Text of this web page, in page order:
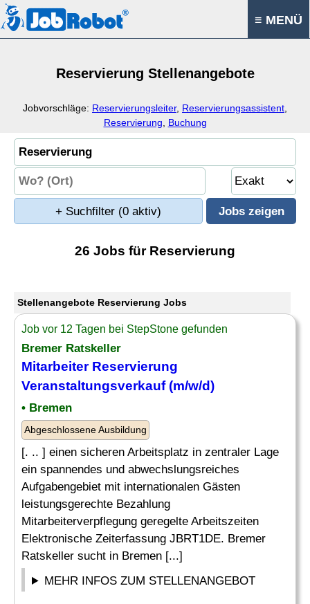
≡ MENÜ
Reservierung Stellenangebote
Jobvorschläge: Reservierungsleiter, Reservierungsassistent
Reservierung
Buchung
+ Suchfilter (0 aktiv)
26 Jobs für Reservierung
Stellenangebote Reservierung Jobs
Job vor 12 Tagen bei StepStone gefunden
Bremer Ratskeller
Mitarbeiter Reservierung
Veranstaltungsverkauf (m/w/d)
• Bremen
Abgeschlossene Ausbildung
[. .. ] einen sicheren Arbeitsplatz in zentraler Lage
ein spannendes und abwechslungsreiches
Aufgabengebiet mit internationalen Gästen
leistungsgerechte Bezahlung
Mitarbeiterverpflegung geregelte Arbeitszeiten
Elektronische Zeiterfassung JBRT1DE. Bremer
Ratskeller sucht in Bremen [...]
MEHR INFOS ZUM STELLENANGEBOT